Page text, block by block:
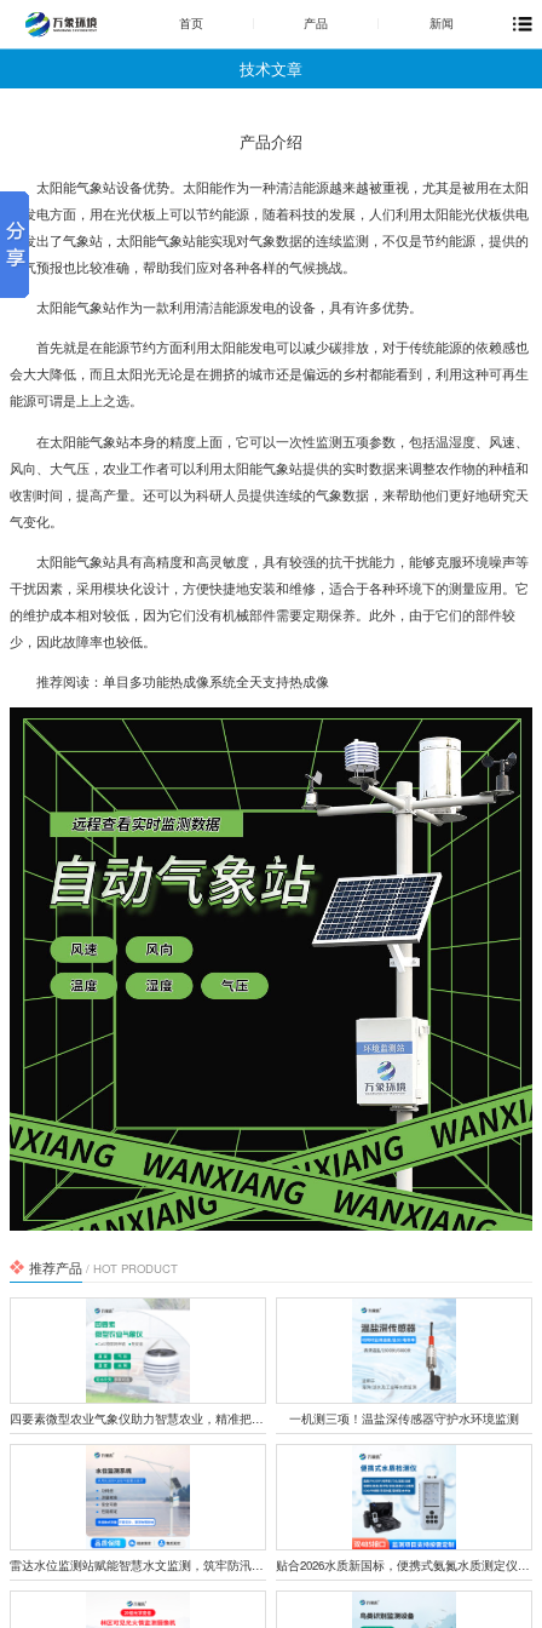
首页 产品 新闻
技术文章
产品介绍
太阳能气象站设备优势。太阳能作为一种清洁能源越来越被重视，尤其是被用在太阳
能发电方面，用在光伏板上可以节约能源，随着科技的发展，人们利用太阳能光伏板供电
研发出了气象站，太阳能气象站能实现对气象数据的连续监测，不仅是节约能源，提供的
天气预报也比较准确，帮助我们应对各种各样的气候挑战。
太阳能气象站作为一款利用清洁能源发电的设备，具有许多优势。
首先就是在能源节约方面利用太阳能发电可以减少碳排放，对于传统能源的依赖感也
会大大降低，而且太阳光无论是在拥挤的城市还是偏远的乡村都能看到，利用这种可再生
能源可谓是上上之选。
在太阳能气象站本身的精度上面，它可以一次性监测五项参数，包括温湿度、风速、
风向、大气压，农业工作者可以利用太阳能气象站提供的实时数据来调整农作物的种植和
收割时间，提高产量。还可以为科研人员提供连续的气象数据，来帮助他们更好地研究天
气变化。
太阳能气象站具有高精度和高灵敏度，具有较强的抗干扰能力，能够克服环境噪声等
干扰因素，采用模块化设计，方便快捷地安装和维修，适合于各种环境下的测量应用。它
的维护成本相对较低，因为它们没有机械部件需要定期保养。此外，由于它们的部件较
少，因此故障率也较低。
推荐阅读：单目多功能热成像系统全天支持热成像
推荐产品 / HOT PRODUCT
四要素微型农业气象仪助力智慧农业，精准把控田间气象环境 一机测三项！温盐深传感器守护水环境监测